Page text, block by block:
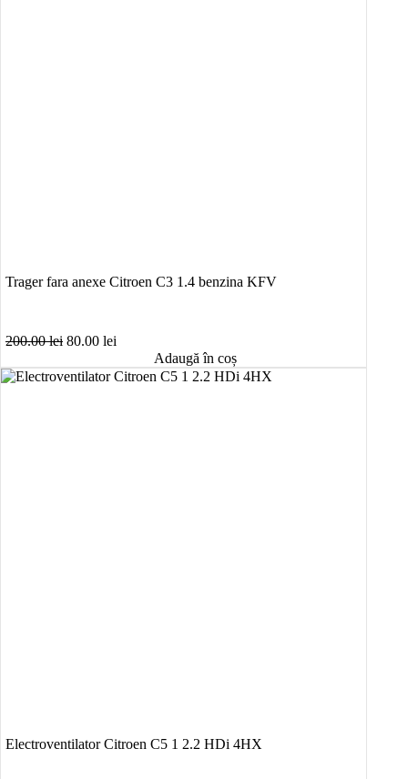
Trager fara anexe Citroen C3 1.4 benzina KFV
200.00lei Prețul
a
80.00 lei
este:
Adaugă în coș
Electroventilator Citroen C5 1 2.2 HDi 4HX